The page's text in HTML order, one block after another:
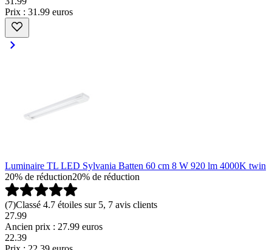
Prix : 31.99 euros
Luminaire TL LED Sylvania Batten 60 cm 8 W 920 lm 4000K twin
20% de réduction20% de réduction
(7)Classé 4.7 étoiles sur 5, 7 avis clients
27.99
Ancien prix : 27.99 euros
22.39